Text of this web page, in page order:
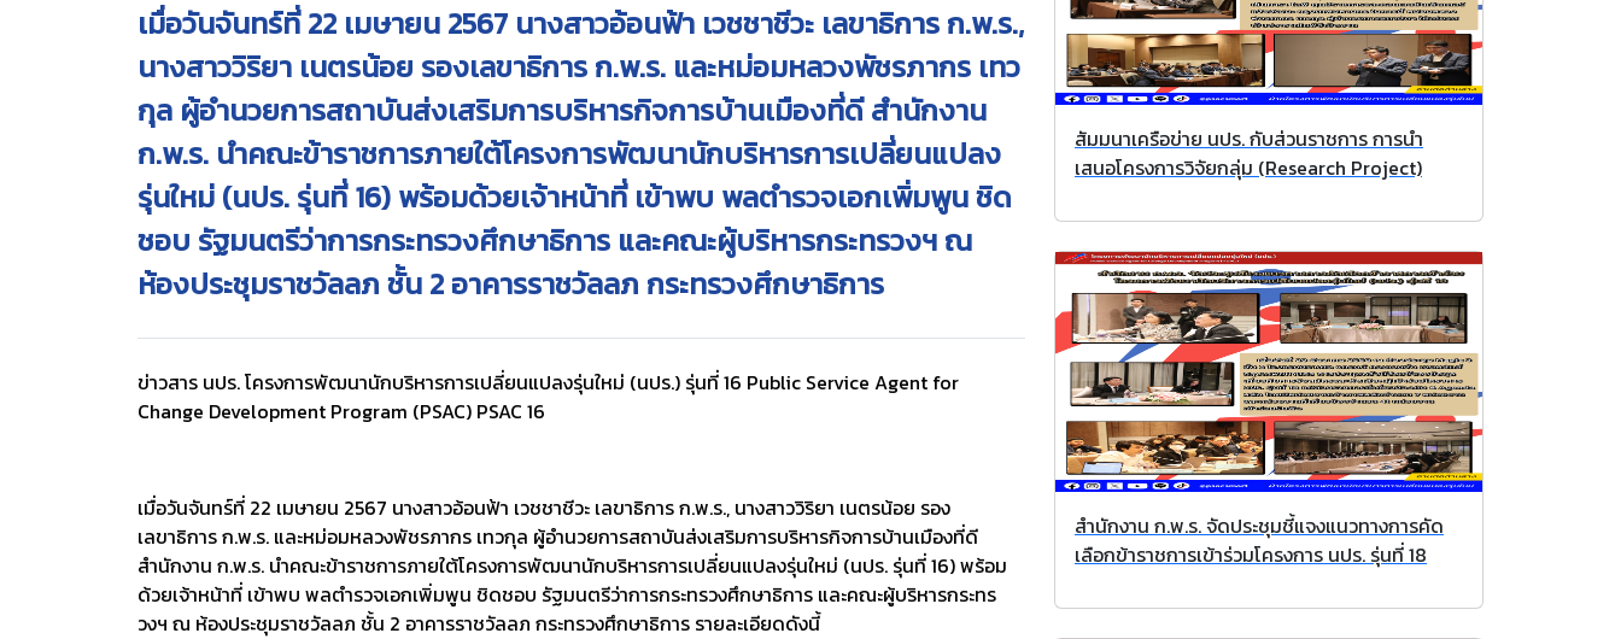
เมื่อวันจันทร์ที่ 22 เมษายน 2567 นางสาวอ้อนฟ้า เวชชาชีวะ เลขาธิการ ก.พ.ร.,
นางสาววิริยา เนตรน้อย รองเลขาธิการ ก.พ.ร. และหม่อมหลวงพัชรภากร เทว
กุล ผู้อำนวยการสถาบันส่งเสริมการบริหารกิจการบ้านเมืองที่ดี สำนักงาน
ก.พ.ร. นำคณะข้าราชการภายใต้โครงการพัฒนานักบริหารการเปลี่ยนแปลง
รุ่นใหม่ (นปร. รุ่นที่ 16) พร้อมด้วยเจ้าหน้าที่ เข้าพบ พลตำรวจเอกเพิ่มพูน ชิด
ชอบ รัฐมนตรีว่าการกระทรวงศึกษาธิการ และคณะผู้บริหารกระทรวงฯ ณ
ห้องประชุมราชวัลลภ ชั้น 2 อาคารราชวัลลภ กระทรวงศึกษาธิการ
ข่าวสาร นปร. โครงการพัฒนานักบริหารการเปลี่ยนแปลงรุ่นใหม่ (นปร.) รุ่นที่ 16 Public Service Agent for
Change Development Program (PSAC) PSAC 16
เมื่อวันจันทร์ที่ 22 เมษายน 2567 นางสาวอ้อนฟ้า เวชชาชีวะ เลขาธิการ ก.พ.ร., นางสาววิริยา เนตรน้อย รอง
เลขาธิการ ก.พ.ร. และหม่อมหลวงพัชรภากร เทวกุล ผู้อำนวยการสถาบันส่งเสริมการบริหารกิจการบ้านเมืองที่ดี
สำนักงาน ก.พ.ร. นำคณะข้าราชการภายใต้โครงการพัฒนานักบริหารการเปลี่ยนแปลงรุ่นใหม่ (นปร. รุ่นที่ 16) พร้อม
ด้วยเจ้าหน้าที่ เข้าพบ พลตำรวจเอกเพิ่มพูน ชิดชอบ รัฐมนตรีว่าการกระทรวงศึกษาธิการ และคณะผู้บริหารกระทร
วงฯ ณ ห้องประชุมราชวัลลภ ชั้น 2 อาคารราชวัลลภ กระทรวงศึกษาธิการ รายละเอียดดังนี้
สัมมนาเครือข่าย นปร. กับส่วนราชการ การนำ
เสนอโครงการวิจัยกลุ่ม (Research Project)
สำนักงาน ก.พ.ร. จัดประชุมชี้แจงแนวทางการคัด
เลือกข้าราชการเข้าร่วมโครงการ นปร. รุ่นที่ 18